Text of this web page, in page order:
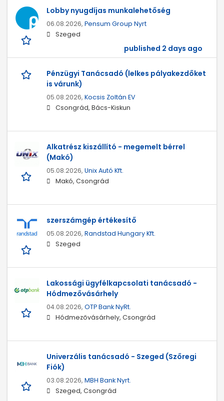
Lobby nyugdíjas munkalehetőség
06.08.2026, Pensum Group Nyrt
Szeged
published 2 days ago
Pénzügyi Tanácsadó (lelkes pályakezdőket
is várunk)
05.08.2026, Kocsis Zoltán EV
Csongrád, Bács-Kiskun
Alkatrész kiszállító - megemelt bérrel
(Makó)
05.08.2026, Unix Autó Kft.
Makó, Csongrád
szerszámgép értékesítő
05.08.2026, Randstad Hungary Kft.
Szeged
Lakossági ügyfélkapcsolati tanácsadó -
Hódmezővásárhely
04.08.2026, OTP Bank NyRt.
Hódmezővásárhely, Csongrád
Univerzális tanácsadó - Szeged (Szőregi
Fiók)
03.08.2026, MBH Bank Nyrt.
Szeged, Csongrád